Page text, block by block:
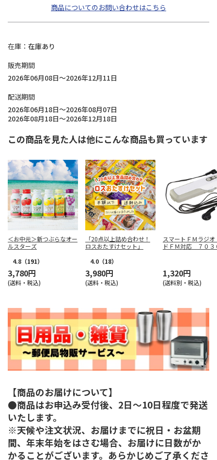
商品についてのお問い合わせはこちら
在庫
在庫あり
販売期間
2026年06月08日～2026年12月11日
配送期間
2026年06月18日～2026年08月07日
2026年08月18日～2026年12月18日
この商品を見た人は他にこんな商品も買っています
＜お中元＞新つぶらなオー
ルスターズ
4.8 （191）
3,780円
(送料・税込)
「20点以上詰め合わせ！
ロスおたすけセット」
4.0 （18）
3,980円
(送料・税込)
スマートＦＭラジ
ドＦＭ対応 ７０３
1,320円
(送料別・税込)
【商品のお届けについて】
●商品はお申込み受付後、2日～10日程度で発送
いたします。
※天候や注文状況、お届けまでに祝日・お盆期
間、年末年始をはさむ場合、お届けに日数がか
かることがございます。あらかじめご了承くださ